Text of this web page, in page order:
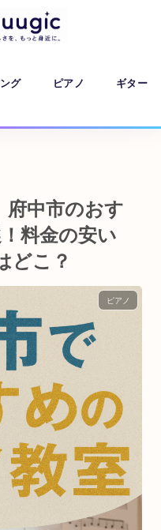
グ ピアノ ギター
府中市のおす
料金の安い
どこ？
ピアノ